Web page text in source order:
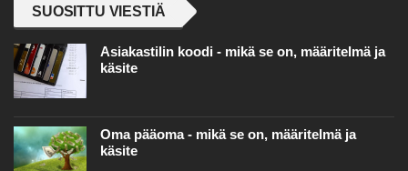
SUOSITTU VIESTIÄ
Asiakastilin koodi - mikä se on, määritelmä ja
käsite
Oma pääoma - mikä se on, määritelmä ja
käsite